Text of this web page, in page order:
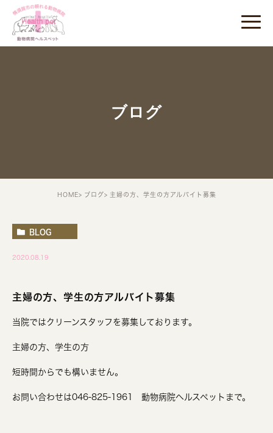
ブログ
HOME ブログ 主婦の方、学生の方アルバイト募集
BLOG
2020.08.19
主婦の方、学生の方アルバイト募集
当院ではクリーンスタッフを募集しております。
主婦の方、学生の方
短時間からでも構いません。
お問い合わせは046-825-1961 動物病院ヘルスペットまで。